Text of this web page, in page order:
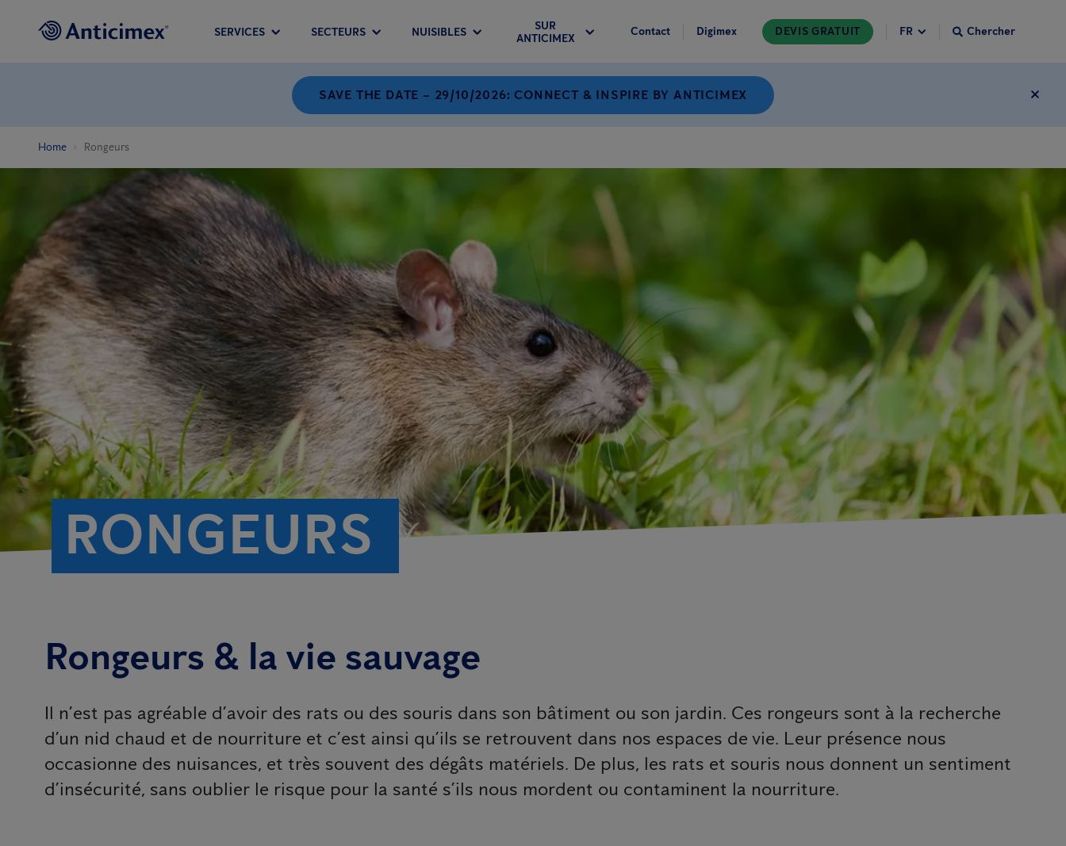
SERVICES SECTEURS NUISIBLES
SUR
ANTICIMEX
Contact Digimex DEVIS GRATUIT Chercher
SAVE THE DATE – 29/10/2026: CONNECT & INSPIRE BY ANTICIMEX
Home Rongeurs
RONGEURS
Rongeurs & la vie sauvage
Il n’est pas agréable d’avoir des rats ou des souris dans son bâtiment ou son jardin. Ces rongeurs sont à la recherche
d’un nid chaud et de nourriture et c’est ainsi qu’ils se retrouvent dans nos espaces de vie. Leur présence nous
occasionne des nuisances, et très souvent des dégâts matériels. De plus, les rats et souris nous donnent un sentiment
d’insécurité, sans oublier le risque pour la santé s’ils nous mordent ou contaminent la nourriture.